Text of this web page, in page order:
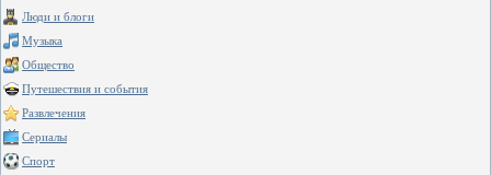
Люди и блоги
Музыка
Общество
Путешествия и события
Развлечения
Сериалы
Спорт